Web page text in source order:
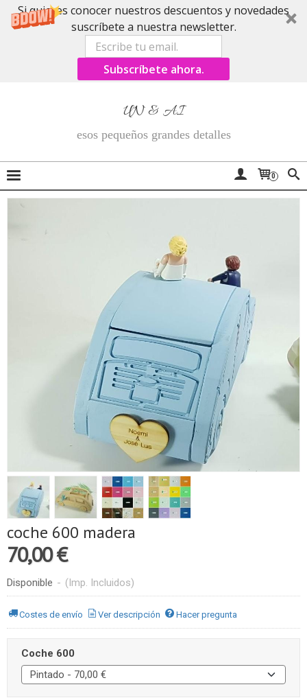
Si quieres conocer nuestros descuentos y novedades
suscríbete a nuestra newsletter.
Subscríbete ahora.
UN & AI
esos pequeños grandes detalles
0
coche 600 madera
70,00 €
Disponible - (Imp. Incluidos)
Costes de envío Ver descripción Hacer pregunta
Coche 600